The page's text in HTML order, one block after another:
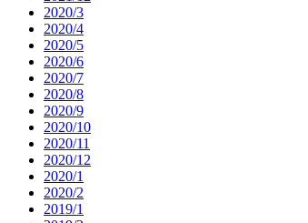
2020/3
2020/4
2020/5
2020/6
2020/7
2020/8
2020/9
2020/10
2020/11
2020/12
2020/1
2020/2
2019/1